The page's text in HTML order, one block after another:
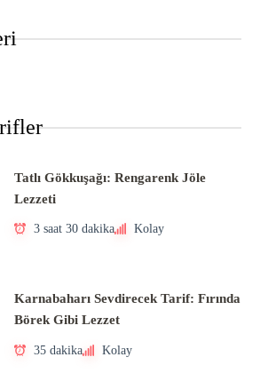
Tatlı Gökkuşağı: Rengarenk Jöle
Lezzeti
3 saat 30 dakika Kolay
Karnabaharı Sevdirecek Tarif: Fırında
Börek Gibi Lezzet
35 dakika Kolay